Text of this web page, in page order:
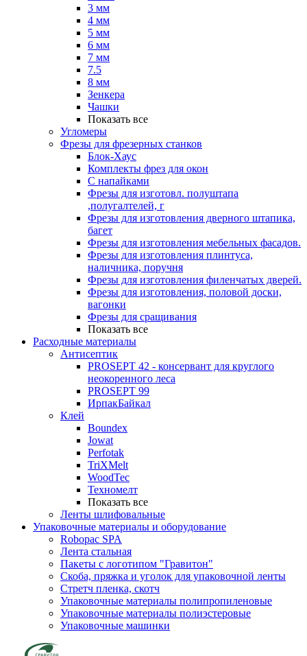
3 мм
4 мм
5 мм
6 мм
7 мм
7.5
8 мм
Зенкера
Чашки
Показать все
Угломеры
Фрезы для фрезерных станков
Блок-Хаус
Комплекты фрез для окон
С напайками
Фрезы для изготовл. полуштапа
,полугалтелей, г
Фрезы для изготовления дверного штапика,
багет
Фрезы для изготовления мебельных фасадов.
Фрезы для изготовления плинтуса,
наличника, поручня
Фрезы для изготовления филенчатых дверей.
Фрезы для изготовления, половой доски,
вагонки
Фрезы для сращивания
Показать все
Расходные материалы
Антисептик
PROSEPT 42 - консервант для круглого
неокоренного леса
PROSEPT 99
ИрпакБайкал
Клей
Boundex
Jowat
Perfotak
TriXMelt
WoodTec
Техномелт
Показать все
Ленты шлифовальные
Упаковочные материалы и оборудование
Robopac SPA
Лента стальная
Пакеты с логотипом "Гравитон"
Скоба, пряжка и уголок для упаковочной ленты
Стретч пленка, скотч
Упаковочные материалы полипропиленовые
Упаковочные материалы полиэстеровые
Упаковочные машинки